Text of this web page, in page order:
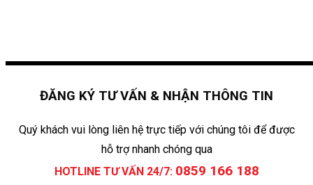
ĐĂNG KÝ TƯ VẤN & NHẬN THÔNG TIN
Quý khách vui lòng liên hệ trực tiếp với chúng tôi để được
hỗ trợ nhanh chóng qua
HOTLINE TƯ VẤN 24/7: 0859 166 188